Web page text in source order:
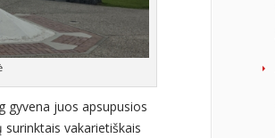
gyvena juos apsupusios
vakarietiškais